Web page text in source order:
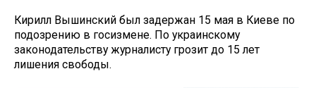
Кирилл Вышинский был задержан 15 мая в Киеве по
подозрению в госизмене. По украинскому
законодательству журналисту грозит до 15 лет
лишения свободы.